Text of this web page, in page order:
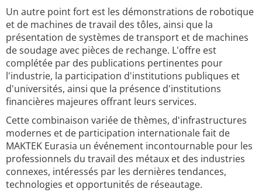
Un autre point fort est les démonstrations de robotique
et de machines de travail des tôles, ainsi que la
présentation de systèmes de transport et de machines
de soudage avec pièces de rechange. L'offre est
complétée par des publications pertinentes pour
l'industrie, la participation d'institutions publiques et
d'universités, ainsi que la présence d'institutions
financières majeures offrant leurs services.
Cette combinaison variée de thèmes, d'infrastructures
modernes et de participation internationale fait de
MAKTEK Eurasia un événement incontournable pour les
professionnels du travail des métaux et des industries
connexes, intéressés par les dernières tendances,
technologies et opportunités de réseautage.